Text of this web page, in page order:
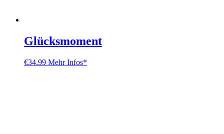
Glücksmoment
€34.99 Mehr Infos*